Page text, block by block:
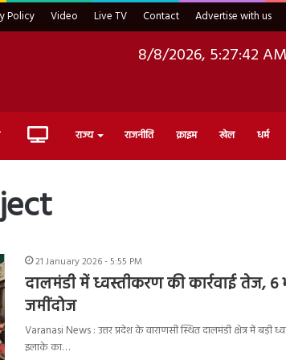
Policy Video Live TV Contact Advertise with us
8/8/2026, 5:27:42 AM
Live राज्य राजनीति क्राइम खेल धर्म
21 January 2026 - 5:55 PM
दालमंडी में ध्वस्तीकरण की कार्रवाई तेज, 6
जमींदोज
Varanasi News : उत्तर प्रदेश के वाराणसी स्थित दालमंडी क्षेत्र में बड़ी
इलाके का…